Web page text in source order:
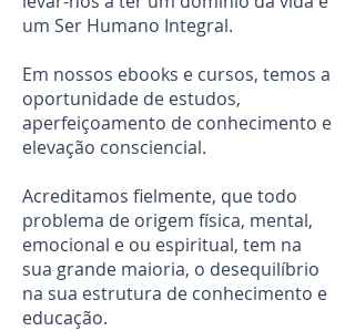
um Ser Humano Integral.
Em nossos ebooks e cursos, temos a
oportunidade de estudos,
aperfeiçoamento de conhecimento e
elevação consciencial.
Acreditamos fielmente, que todo
problema de origem física, mental,
emocional e ou espiritual, tem na
sua grande maioria, o desequilíbrio
na sua estrutura de conhecimento e
educação.